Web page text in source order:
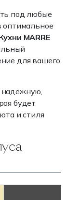
под любые
оптимальное
MARRE
для вашего
надежную,
будет
и стиля